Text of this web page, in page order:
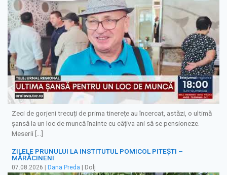
Zeci de gorjeni trecuți de prima tinerețe au încercat, astăzi, o ultimă
șansă la un loc de muncă înainte cu câțiva ani să se pensioneze.
Meserii […]
ZILELE PRUNULUI LA INSTITUTUL POMICOL PITEȘTI –
MĂRĂCINENI
07.08.2026 | Dana Preda | Dolj